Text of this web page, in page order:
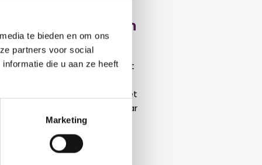
te bieden en om ons
partners voor social
die u aan ze heeft
Marketing
NL Moves – 3e en
5 juni was een dag om nooit
teams reisden we met
Dalton College Alkmaar